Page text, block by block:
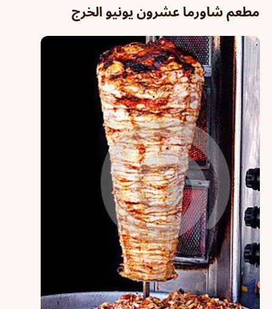
مطعم شاورما عشرون يونيو الخرج